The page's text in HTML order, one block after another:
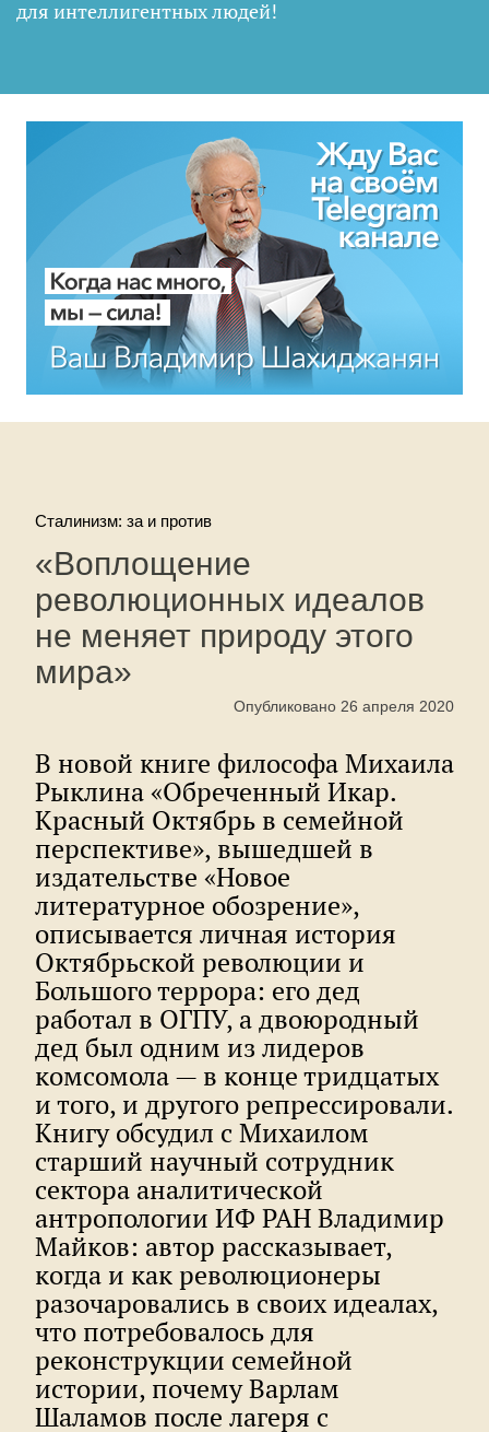
для интеллигентных людей!
Сталинизм: за и против
«Воплощение
революционных идеалов
не меняет природу этого
мира»
Опубликовано 26 апреля 2020
В новой книге философа Михаила
Рыклина «Обреченный Икар.
Красный Октябрь в семейной
перспективе», вышедшей в
издательстве «Новое
литературное обозрение»,
описывается личная история
Октябрьской революции и
Большого террора: его дед
работал в ОГПУ, а двоюродный
дед был одним из лидеров
комсомола — в конце тридцатых
и того, и другого репрессировали.
Книгу обсудил с Михаилом
старший научный сотрудник
сектора аналитической
антропологии ИФ РАН Владимир
Майков: автор рассказывает,
когда и как революционеры
разочаровались в своих идеалах,
что потребовалось для
реконструкции семейной
истории, почему Варлам
Шаламов после лагеря с